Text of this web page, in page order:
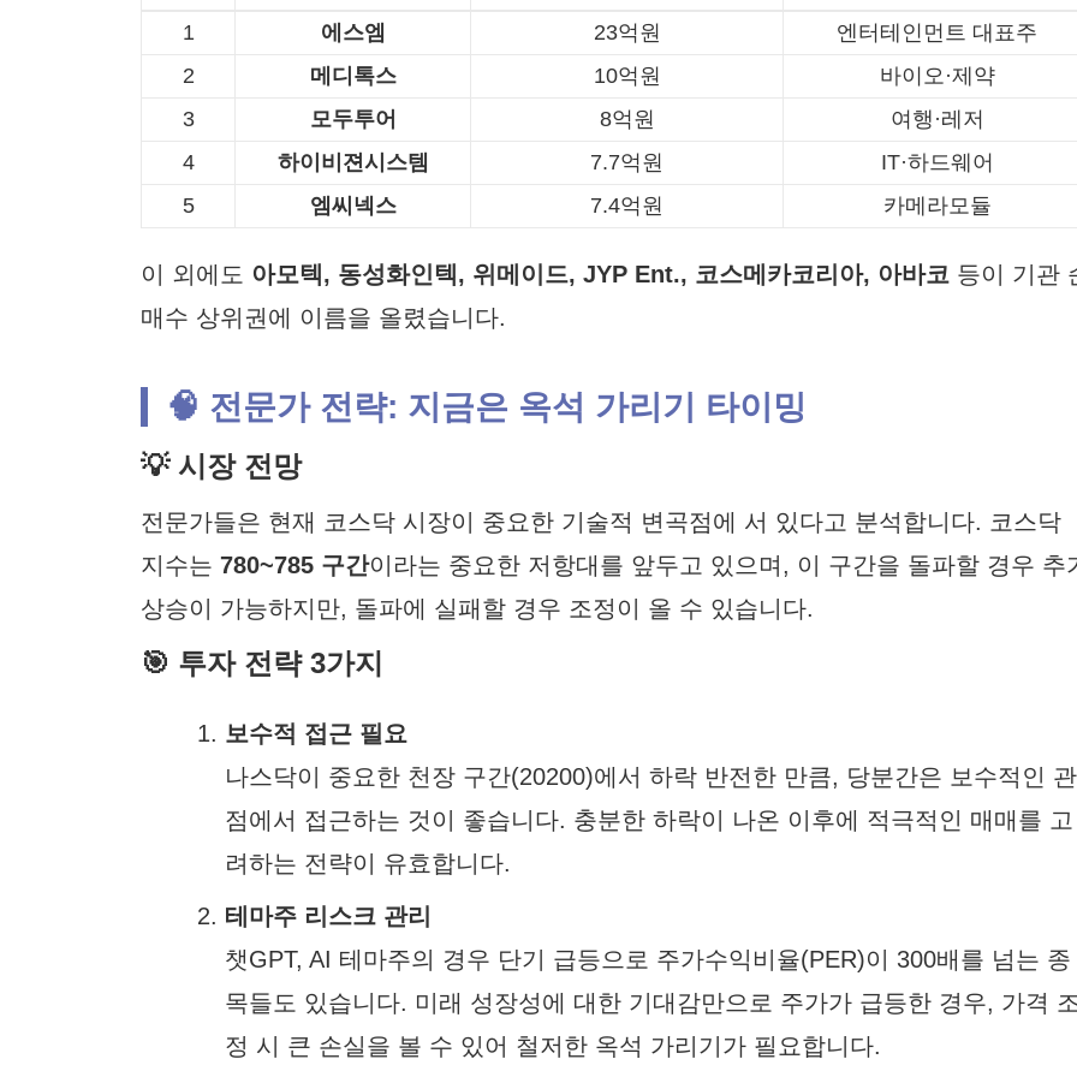
1 에스엠 23억원
엔터테인먼트 대표주
2
메디톡스 10억원
바이오·제약
3
모두투어 8억원
여행·레저
4
하이비젼시스템 7.7억원
IT·하드웨어
5
엠씨넥스 7.4억원 카메라모듈
이 외에도 아모텍, 동성화인텍, 위메이드, JYP Ent., 코스메카코리아, 아바코 등이 기관
매수 상위권에 이름을 올렸습니다.
🧠 전문가 전략: 지금은 옥석 가리기 타이밍
💡 시장 전망
전문가들은 현재 코스닥 시장이 중요한 기술적 변곡점에 서 있다고 분석합니다. 코스닥
지수는 780~785 구간이라는 중요한 저항대를 앞두고 있으며, 이 구간을 돌파할 경우 추
상승이 가능하지만, 돌파에 실패할 경우 조정이 올 수 있습니다.
🎯 투자 전략 3가지
보수적 접근 필요
나스닥이 중요한 천장 구간(20200)에서 하락 반전한 만큼, 당분간은 보수적인 관
점에서 접근하는 것이 좋습니다. 충분한 하락이 나온 이후에 적극적인 매매를 고
려하는 전략이 유효합니다.
테마주 리스크 관리
챗GPT, AI 테마주의 경우 단기 급등으로 주가수익비율(PER)이 300배를 넘는 종
목들도 있습니다. 미래 성장성에 대한 기대감만으로 주가가 급등한 경우, 가격
정 시 큰 손실을 볼 수 있어 철저한 옥석 가리기가 필요합니다.